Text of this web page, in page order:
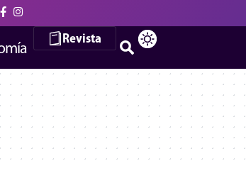
Revista